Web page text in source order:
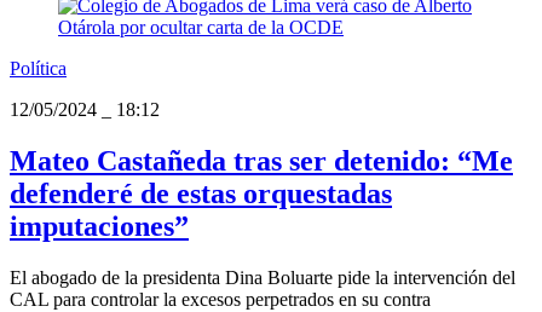
Política
12/05/2024
18:12
Mateo Castañeda tras ser detenido: “Me
defenderé de estas orquestadas
imputaciones”
El abogado de la presidenta Dina Boluarte pide la intervención del
CAL para controlar la excesos perpetrados en su contra